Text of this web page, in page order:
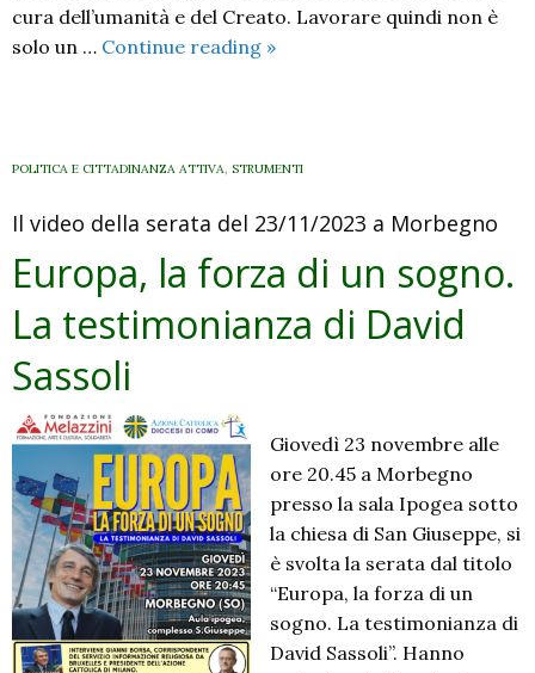
cura dell’umanità e del Creato. Lavorare quindi non è
solo un … Continue reading Il
partecipazione
la
democrazia
»
POLITICA E CITTADINANZA ATTIVA, STRUMENTI
Il video della serata del 23/11/2023 a Morbegno
Europa, la forza di un sogno.
La testimonianza di David
Sassoli
Giovedì 23 novembre alle
ore 20.45 a Morbegno
presso la sala Ipogea sotto
la chiesa di San Giuseppe, si
è svolta la serata dal titolo
“Europa, la forza di un
sogno. La testimonianza di
David Sassoli”. Hanno